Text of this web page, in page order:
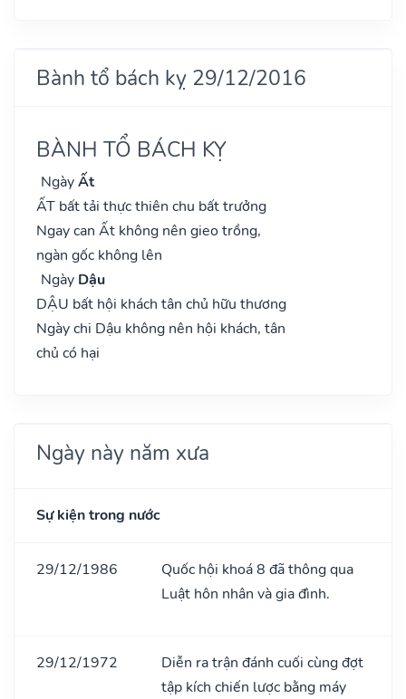
Bành tổ bách kỵ 29/12/2016
BÀNH TỔ BÁCH KỴ
NgàyẤt
ẤT bất tải thực thiên chu bất trưởng
Ngay can Ất không nên gieo trồng,
ngàn gốc không lên
Ngày Dậu
DẬU bất hội khách tân chủ hữu thương
Ngày chi Dậu không nên hội khách, tân
chủ có hại
Ngày này năm xưa
Sự kiện trong nước
29/12/1986
Quốc hội khoá 8 đã thông qua
Luật hôn nhân và gia đình.
29/12/1972
Diễn ra trận đánh cuối cùng đợt
tập kích chiến lược bằng máy